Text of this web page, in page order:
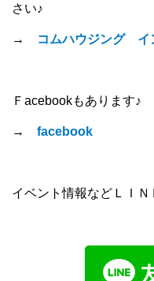
さい♪
→ コムハウジング イ
Ｆacebookもあります♪
→ facebook
イベント情報などＬＩＮ